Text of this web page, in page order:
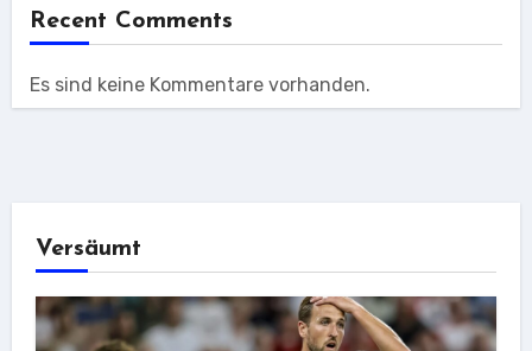
Recent Comments
Es sind keine Kommentare vorhanden.
Versäumt